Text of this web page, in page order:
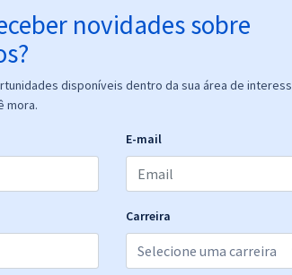
novidades sobre
disponíveis dentro da sua área de
mora.
E-mail
Carreira